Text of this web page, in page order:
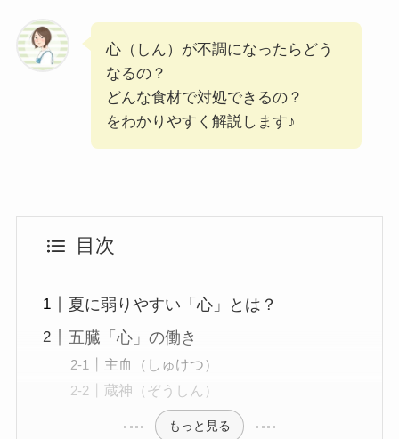
心（しん）が不調になったらどう
なるの？
どんな食材で対処できるの？
をわかりやすく解説します♪
目次
夏に弱りやすい「心」とは？
五臓「心」の働き
主血（しゅけつ）
蔵神（ぞうしん）
もっと見る